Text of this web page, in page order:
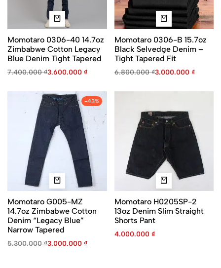
Momotaro 0306-40 14.7oz
Zimbabwe Cotton Legacy
Blue Denim Tight Tapered
7.400.000₫3.600.000 ₫
Momotaro 0306-B 15.7oz
Black Selvedge Denim –
Tight Tapered Fit
6.800.000₫3.000.000 ₫
-43%
Momotaro G005-MZ
14.7oz Zimbabwe Cotton
Denim “Legacy Blue”
Narrow Tapered
5.300.000₫3.000.000 ₫
Momotaro H0205SP-2
13oz Denim Slim Straight
Shorts Pant
4.000.000 ₫